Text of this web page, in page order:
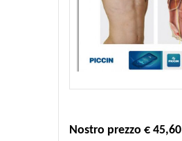
Nostro prezzo € 45,60